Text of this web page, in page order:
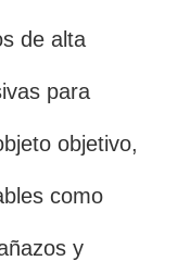
de alta
para
objetivo,
como
y